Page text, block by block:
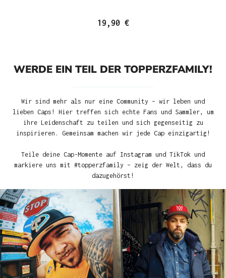
19,90 €
WERDE EIN TEIL DER TOPPERZFAMILY!
Wir sind mehr als nur eine Community – wir leben und
lieben Caps! Hier treffen sich echte Fans und Sammler, um
ihre Leidenschaft zu teilen und sich gegenseitig zu
inspirieren. Gemeinsam machen wir jede Cap einzigartig!
Teile deine Cap-Momente auf Instagram und TikTok und
markiere uns mit #topperzfamily – zeig der Welt, dass du
dazugehörst!